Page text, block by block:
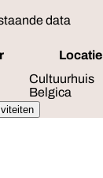
data
Locatie
Cultuurhuis
Belgica